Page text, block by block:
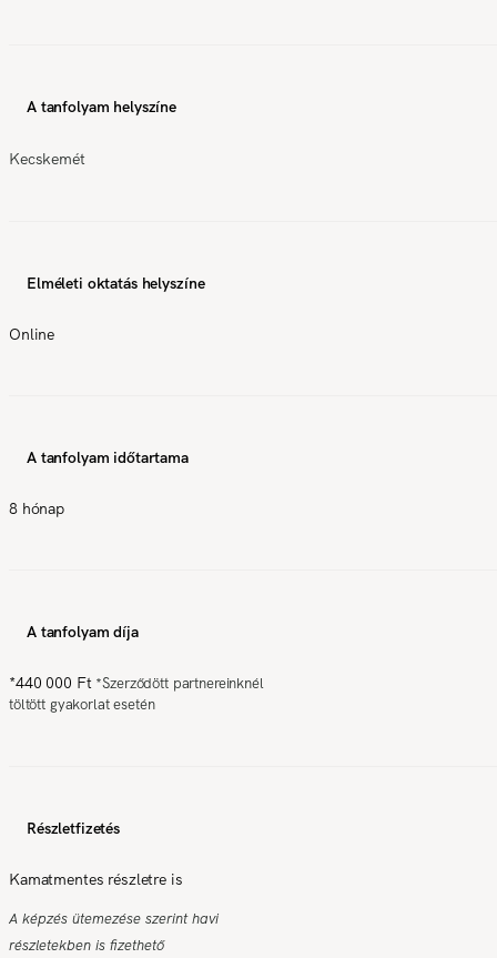
A tanfolyam helyszíne
Kecskemét
Elméleti oktatás helyszíne
Online
A tanfolyam időtartama
8 hónap
A tanfolyam díja
*440 000 Ft *Szerződött partnereinknél
töltött gyakorlat esetén
Részletfizetés
Kamatmentes részletre is
A képzés ütemezése szerint havi
részletekben is fizethető